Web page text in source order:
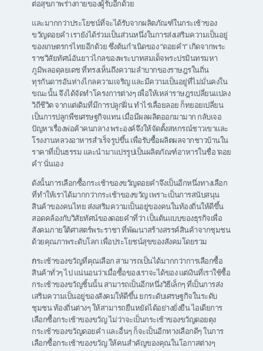
ต่อสุขภาพร่างกายของผู้รับอีกด้วย
และมากกว่าประโยชน์ที่จะได้รับจากผลิตภัณฑ์ในกระเช้าของ
ขวัญดอยคำ เรายังได้ร่วมเป็นส่วนหนึ่งในการส่งเสริมความเป็นอยู่
ของเกษตรกรไทยอีกด้วย ซึ่งต้นกำเนิดของ “ดอยคำ” เกิดจากพระ
ราชวิสัยทัศน์อันยาวไกลของพระบาทสมเด็จพระปรมินทรมหา
ภูมิพลอดุลยเดช ที่ทรงเห็นถึงความลำบากของราษฎรในถิ่น
ทุรกันดารอันห่างไกลความเจริญ และมีความเป็นอยู่ที่ไม่มั่นคงใน
ขณะนั้น จึงได้จัดทำโครงการต่างๆ เพื่อให้เหล่าราษฎรเปลี่ยนแปลง
วิถีชีวิต จากแต่เดิมที่มีการปลูกฝิ่น ทำไร่เลื่อยลอย ก็ทยอยเปลี่ยน
เป็นการปลูกพืชเศรษฐกิจแทน เมื่อมีผลผลิตออกมามาก กลับเจอ
ปัญหาเรื่องพ่อค้าคนกลาง พระองค์จึงให้จัดตั้งสหกรณ์ชาวเขาและ
โรงงานหลวงอาหารสำเร็จรูปขึ้น เพื่อรับซื้อผลิตผลจากชาวบ้านใน
ราคาที่เป็นธรรม และนำมาแปรรูปเป็นผลิตภัณฑ์อาหารในชื่อ ‘ดอย
คำ’ นั่นเอง
ดังนั้นการเลือกซื้อกระเช้าของขวัญดอยคำจึงเป็นอีกหนึ่งทางเลือก
ที่ทำให้เราได้มากกว่ากระเช้าของขวัญ เพราะเป็นการสนับสนุน
สินค้าของคนไทย ส่งเสริมความเป็นอยู่ของคนในท้องถิ่นให้ดีขึ้น
สอดคล้องกับวิสัยทัศน์ของดอยคำที่ว่า เป็นต้นแบบของธุรกิจเพื่อ
สังคมภายใต้ศาสตร์พระราชา ที่พัฒนาสร้างสรรค์สินค้าจากชุมชน
ด้วยคุณภาพระดับโลก เพื่อประโยชน์สุขของสังคมโดยรวม
กระเช้าของขวัญที่คุณเลือก สามารถเป็นได้มากกว่าการเลือกซื้อ
สินค้าทั่วๆ ไป แน่นอนว่าเมื่อซื้อของเราจะได้ของ แต่เงินที่เราใช้ซื้อ
กระเช้าของขวัญชิ้นนั้น สามารถเป็นอีกหนึ่งวิธีเล็กๆ ที่เป็นการส่ง
เสริมความเป็นอยู่ของสังคมให้ดีขึ้น ยกระดับเศรษฐกิจในระดับ
ชุมชน ท้องถิ่นต่างๆ ให้สามารถยืนหยัดได้อย่างยั่งยืน ไอเดียการ
เลือกซื้อกระเช้าของขวัญ ไม่ว่าจะเป็นกระเช้าของขวัญดอยตุง
กระเช้าของขวัญดอยคำ และอื่นๆ ก็จะเป็นอีกทางเลือกดีๆ ในการ
เลือกซื้อกระเช้าของขวัญ ให้คนสำคัญของคุณในโอกาสต่างๆ